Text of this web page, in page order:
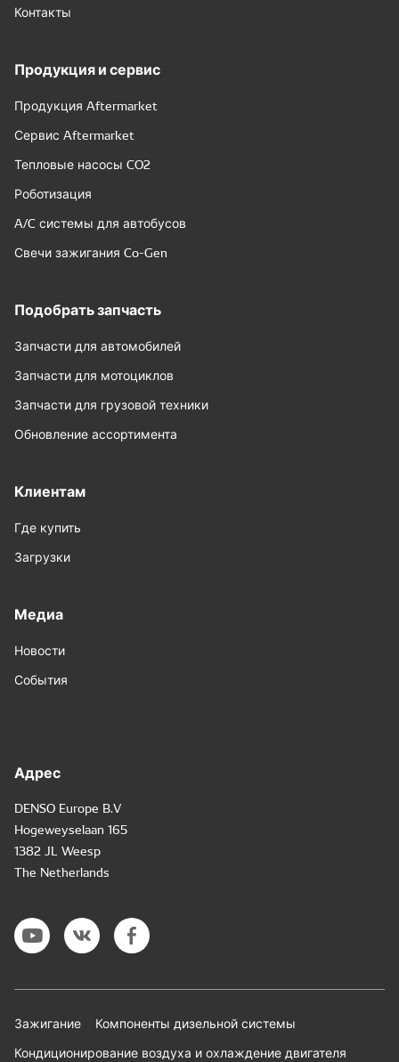
Контакты
Продукция и сервис
Продукция Aftermarket
Сервис Aftermarket
Тепловые насосы CO2
Роботизация
A/C системы для автобусов
Свечи зажигания Co-Gen
Подобрать запчасть
Запчасти для автомобилей
Запчасти для мотоциклов
Запчасти для грузовой техники
Обновление ассортимента
Клиентам
Где купить
Загрузки
Медиа
Новости
События
Адрес
DENSO Europe B.V
Hogeweyselaan 165
1382 JL Weesp
The Netherlands
Зажигание
Компоненты дизельной системы
Кондиционирование воздуха и охлаждение двигателя